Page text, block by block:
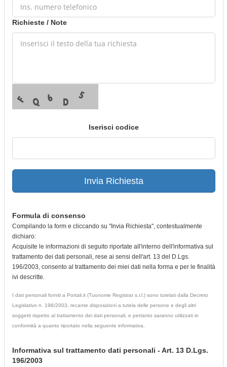
Richieste / Note
Iserisci codice
Invia Richiesta
Formula di consenso
Compilando la form e cliccando su "Invia Richiesta", contestualmente
dichiaro:
Acquisite le informazioni di seguito riportate all'interno dell'informativa sul
trattamento dei dati personali, rese ai sensi dell'art. 13 del D.Lgs.
196/2003, consento al trattamento dei miei dati nella forma e per le finalità
ivi descritte.
I dati personali forniti a Portali.it (Tuonome Registrar s.r.l.) sono tutelati dalla Decreto
Legislativo n. 196/2003, recante disposizioni a tutela delle persone e degli altri
soggetti rispetto al trattamento dei dati personali, e pertanto saranno utilizzati in
conformità a quanto riportato nella seguente informativa.
Informativa sul trattamento dati personali - Art. 13 D.Lgs.
196/2003